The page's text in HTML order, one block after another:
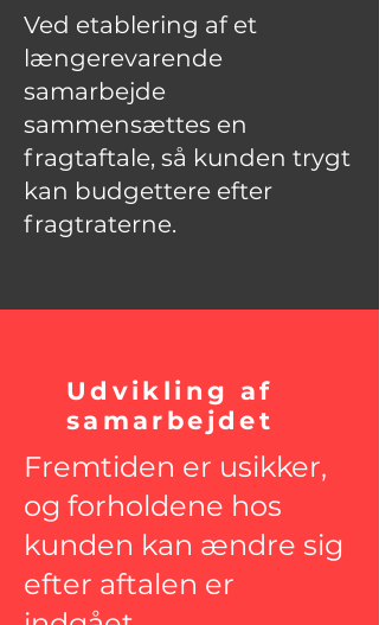
Ved etablering af et
længerevarende
samarbejde
sammensættes en
fragtaftale, så kunden trygt
kan budgettere efter
fragtraterne.
Udvikling af
samarbejdet
Fremtiden er usikker,
og forholdene hos
kunden kan ændre sig
efter aftalen er